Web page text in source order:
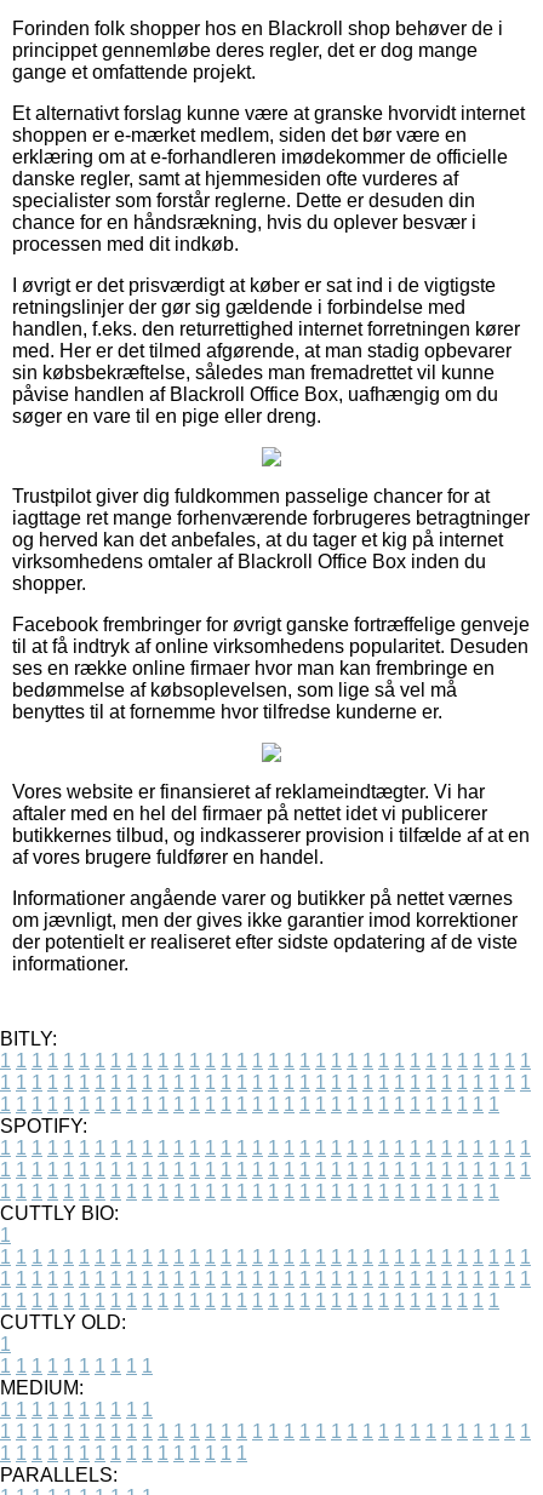
Forinden folk shopper hos en Blackroll shop behøver de i
princippet gennemløbe deres regler, det er dog mange
gange et omfattende projekt.
Et alternativt forslag kunne være at granske hvorvidt internet
shoppen er e-mærket medlem, siden det bør være en
erklæring om at e-forhandleren imødekommer de officielle
danske regler, samt at hjemmesiden ofte vurderes af
specialister som forstår reglerne. Dette er desuden din
chance for en håndsrækning, hvis du oplever besvær i
processen med dit indkøb.
I øvrigt er det prisværdigt at køber er sat ind i de vigtigste
retningslinjer der gør sig gældende i forbindelse med
handlen, f.eks. den returrettighed internet forretningen kører
med. Her er det tilmed afgørende, at man stadig opbevarer
sin købsbekræftelse, således man fremadrettet vil kunne
påvise handlen af Blackroll Office Box, uafhængig om du
søger en vare til en pige eller dreng.
Trustpilot giver dig fuldkommen passelige chancer for at
iagttage ret mange forhenværende forbrugeres betragtninger
og herved kan det anbefales, at du tager et kig på internet
virksomhedens omtaler af Blackroll Office Box inden du
shopper.
Facebook frembringer for øvrigt ganske fortræffelige genveje
til at få indtryk af online virksomhedens popularitet. Desuden
ses en række online firmaer hvor man kan frembringe en
bedømmelse af købsoplevelsen, som lige så vel må
benyttes til at fornemme hvor tilfredse kunderne er.
Vores website er finansieret af reklameindtægter. Vi har
aftaler med en hel del firmaer på nettet idet vi publicerer
butikkernes tilbud, og indkasserer provision i tilfælde af at en
af vores brugere fuldfører en handel.
Informationer angående varer og butikker på nettet værnes
om jævnligt, men der gives ikke garantier imod korrektioner
der potentielt er realiseret efter sidste opdatering af de viste
informationer.
BITLY:
1 1 1 1 1 1 1 1 1 1 1 1 1 1 1 1 1 1 1 1 1 1 1 1 1 1 1 1 1 1 1 1 1 1
1 1 1 1 1 1 1 1 1 1 1 1 1 1 1 1 1 1 1 1 1 1 1 1 1 1 1 1 1 1 1 1 1 1
1 1 1 1 1 1 1 1 1 1 1 1 1 1 1 1 1 1 1 1 1 1 1 1 1 1 1 1 1 1 1 1
SPOTIFY:
1 1 1 1 1 1 1 1 1 1 1 1 1 1 1 1 1 1 1 1 1 1 1 1 1 1 1 1 1 1 1 1 1 1
1 1 1 1 1 1 1 1 1 1 1 1 1 1 1 1 1 1 1 1 1 1 1 1 1 1 1 1 1 1 1 1 1 1
1 1 1 1 1 1 1 1 1 1 1 1 1 1 1 1 1 1 1 1 1 1 1 1 1 1 1 1 1 1 1 1
CUTTLY BIO:
1
1 1 1 1 1 1 1 1 1 1 1 1 1 1 1 1 1 1 1 1 1 1 1 1 1 1 1 1 1 1 1 1 1 1
1 1 1 1 1 1 1 1 1 1 1 1 1 1 1 1 1 1 1 1 1 1 1 1 1 1 1 1 1 1 1 1 1 1
1 1 1 1 1 1 1 1 1 1 1 1 1 1 1 1 1 1 1 1 1 1 1 1 1 1 1 1 1 1 1 1
CUTTLY OLD:
1
1 1 1 1 1 1 1 1 1 1
MEDIUM:
1 1 1 1 1 1 1 1 1 1
1 1 1 1 1 1 1 1 1 1 1 1 1 1 1 1 1 1 1 1 1 1 1 1 1 1 1 1 1 1 1 1 1 1
1 1 1 1 1 1 1 1 1 1 1 1 1 1 1 1
PARALLELS: